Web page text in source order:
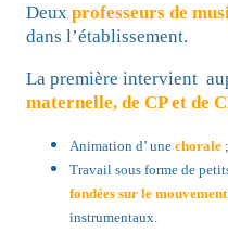
Deux professeurs de
dans l’établissement.
La première intervient
maternelle, de CP et de
Animation d’ une chorale ;
Travail sous forme de
fondées sur le mouvement
instrumentaux.